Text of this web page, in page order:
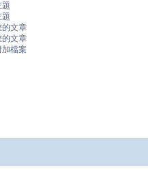
題
題
的文章
的文章
檔案